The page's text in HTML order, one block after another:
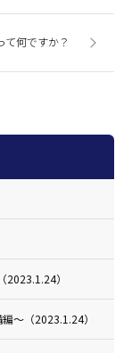
て何ですか？
2023.1.24）
〜（2023.1.24）